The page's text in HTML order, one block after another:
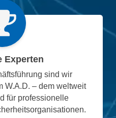
Experten
sind wir
W.A.D. – dem weltweit
für professionelle